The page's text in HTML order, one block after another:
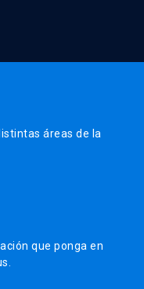
áreas de la
que ponga en